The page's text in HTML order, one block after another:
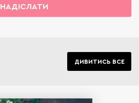
НАДІСЛАТИ
ДИВИТИСЬ ВСЕ